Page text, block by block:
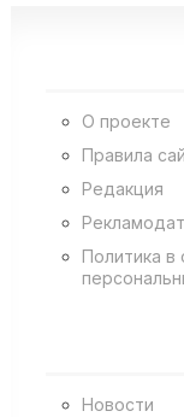
О проекте
Правила
Редакция
Политика в
Новости